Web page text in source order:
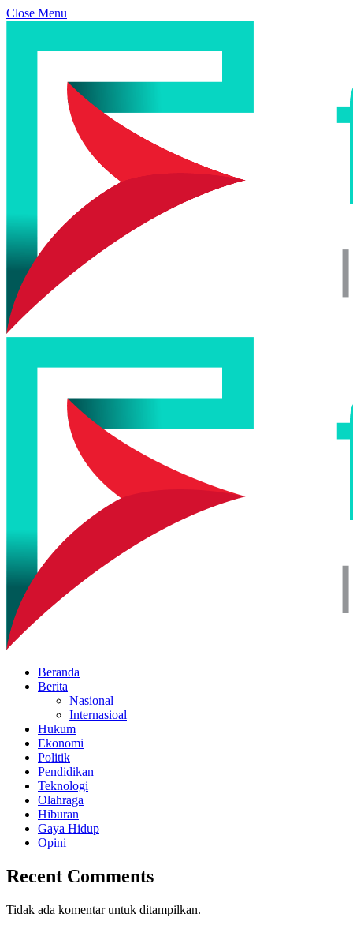
Close Menu
Beranda
Berita
Nasional
Internasioal
Hukum
Ekonomi
Politik
Pendidikan
Teknologi
Olahraga
Hiburan
Gaya Hidup
Opini
Recent Comments
Tidak ada komentar untuk ditampilkan.